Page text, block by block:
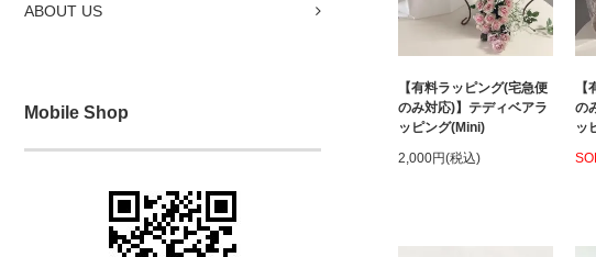
ABOUT US
Mobile Shop
【有料ラッピング(宅急便
のみ対応)】テディベアラ
ッピング(Mini)
2,000円(税込)
の
ッ